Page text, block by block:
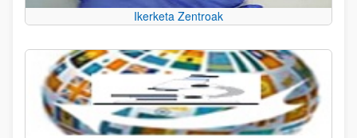
Ikerketa Zentroak